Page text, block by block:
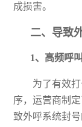
成损害。
二、 导致
1、 高频呼
为了有效
序，运营商制
致外呼系统封